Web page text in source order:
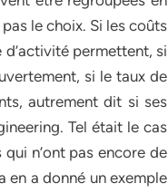
le choix. Si les coûts
d’activité permettent, si
si le taux de
autrement dit si ses
Tel était le cas
n’ont pas encore de
en a donné un exemple